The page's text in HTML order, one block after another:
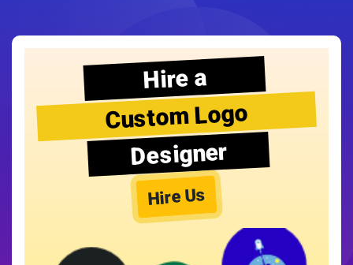
Hire a
Custom Logo
Designer
Hire Us